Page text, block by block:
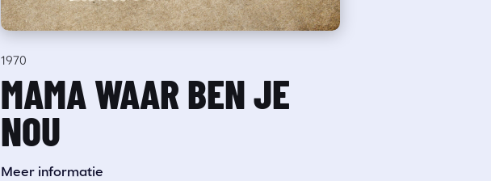
1970
MAMA WAAR BEN JE
NOU
Meer informatie